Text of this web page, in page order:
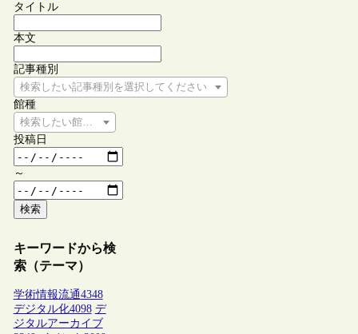
タイトル
本文
記事種別
検索したい記事種別を選択してください
館種
検索したい館種を選択してください
投稿日
～
検索
キーワードから検
索（テーマ）
学術情報流通4348
デジタル化4098 デ
ジタルアーカイブ